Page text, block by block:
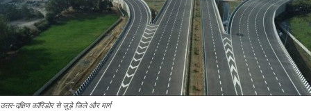
उत्तर-दक्षिण कॉरिडोर से जुड़े जिले और मार्ग